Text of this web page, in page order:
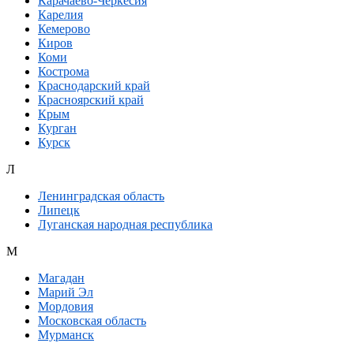
Карелия
Кемерово
Киров
Коми
Кострома
Краснодарский край
Красноярский край
Крым
Курган
Курск
Л
Ленинградская область
Липецк
Луганская народная республика
М
Магадан
Марий Эл
Мордовия
Московская область
Мурманск